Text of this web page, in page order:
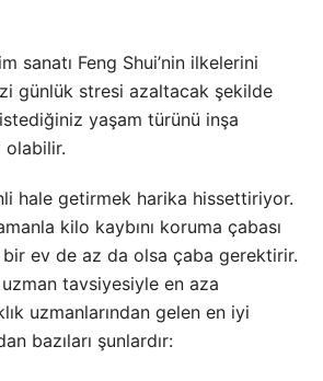
sanatı Feng Shui’nin ilkelerini
günlük stresi azaltacak şekilde
yaşam türünü inşa
olabilir.
hale getirmek harika hissettiriyor.
kilo kaybını koruma çabası
ev de az da olsa çaba gerektirir.
tavsiyesiyle en aza
uzmanlarından gelen en iyi
bazıları şunlardır: